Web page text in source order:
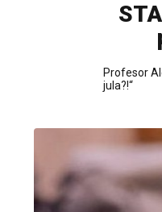
Profesor
jula?!“